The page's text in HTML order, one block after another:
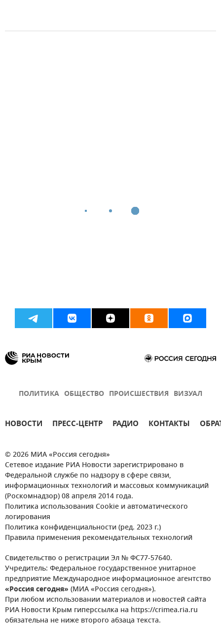
ПОЛИТИКА ОБЩЕСТВО ПРОИСШЕСТВИЯ ВИЗУАЛ
НОВОСТИ ПРЕСС-ЦЕНТР РАДИО КОНТАКТЫ
© 2026 МИА «Россия сегодня»
Сетевое издание РИА Новости зарегистрировано в
Федеральной службе по надзору в сфере связи,
информационных технологий и массовых коммуникаций
(Роскомнадзор) 08 апреля 2014 года.
Политика использования Cookie и автоматического
логирования
Политика конфиденциальности (ред. 2023 г.)
Правила применения рекомендательных технологий
Свидетельство о регистрации Эл № ФС77-57640.
Учредитель: Федеральное государственное унитарное
предприятие Международное информационное агентство
«Россия сегодня» (МИА «Россия сегодня»).
При любом использовании материалов и новостей сайта
РИА Новости Крым гиперссылка на https://crimea.ria.ru
обязательна не ниже второго абзаца текста.